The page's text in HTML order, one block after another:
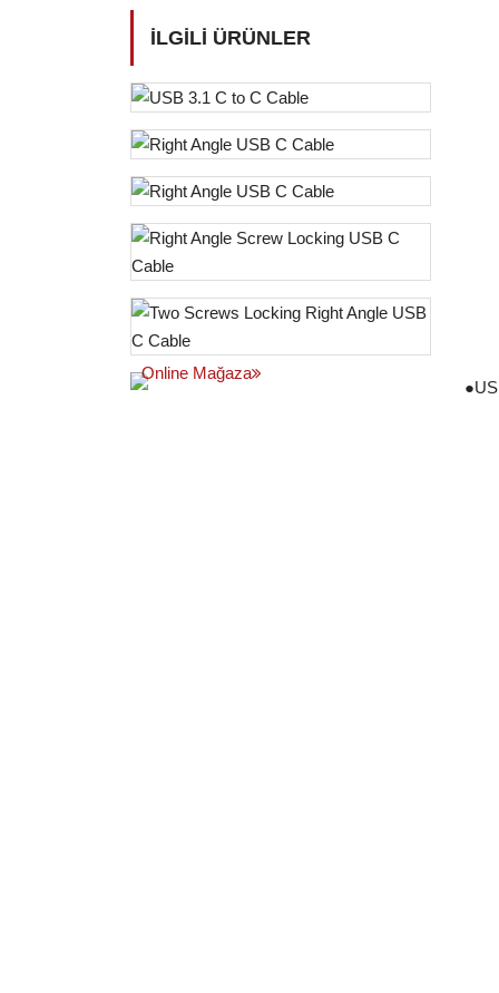
●
İLGILI ÜRÜNLER
Online Mağaza